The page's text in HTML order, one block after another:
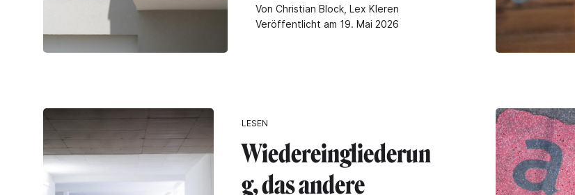
Von Christian Block, Lex Kleren
Veröffentlicht am 19. Mai 2026
LESEN
Wiedereingliederun
g, das andere